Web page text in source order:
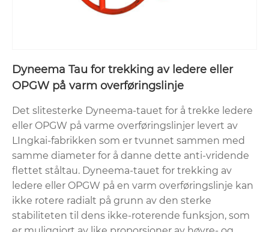
Dyneema Tau for trekking av ledere eller
OPGW på varm overføringslinje
Det slitesterke Dyneema-tauet for å trekke ledere
eller OPGW på varme overføringslinjer levert av
LIngkai-fabrikken som er tvunnet sammen med
samme diameter for å danne dette anti-vridende
flettet ståltau. Dyneema-tauet for trekking av
ledere eller OPGW på en varm overføringslinje kan
ikke rotere radialt på grunn av den sterke
stabiliteten til dens ikke-roterende funksjon, som